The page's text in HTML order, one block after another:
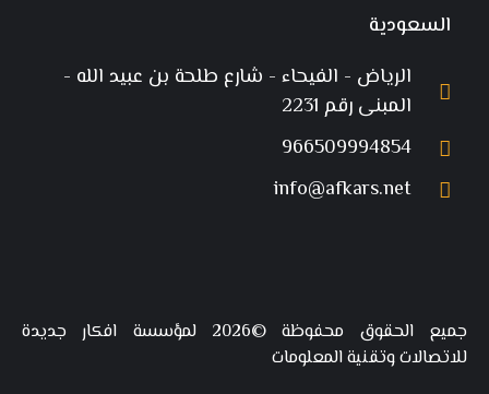
السعودية
الرياض - الفيحاء - شارع طلحة بن عبيد الله -
المبنى رقم 2231
966509994854
info@afkars.net
جميع الحقوق محفوظة ©2026 لمؤسسة افكار جديدة
للاتصالات وتقنية المعلومات